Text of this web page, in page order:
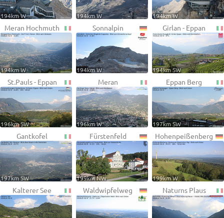
194km W 194km W 194km W
Meran Hochmuth
194km W
Sonnalpin
194km W
Girlan - Eppan
194km SW
St.Pauls - Eppan
196km SW
Meran
196km W
Eppan Berg
197km SW
Gantkofel
197km SW
Fürstenfeld
199km NW
Hohenpeißenberg
199km W
Kalterer See Waldwipfelweg Naturns Plaus